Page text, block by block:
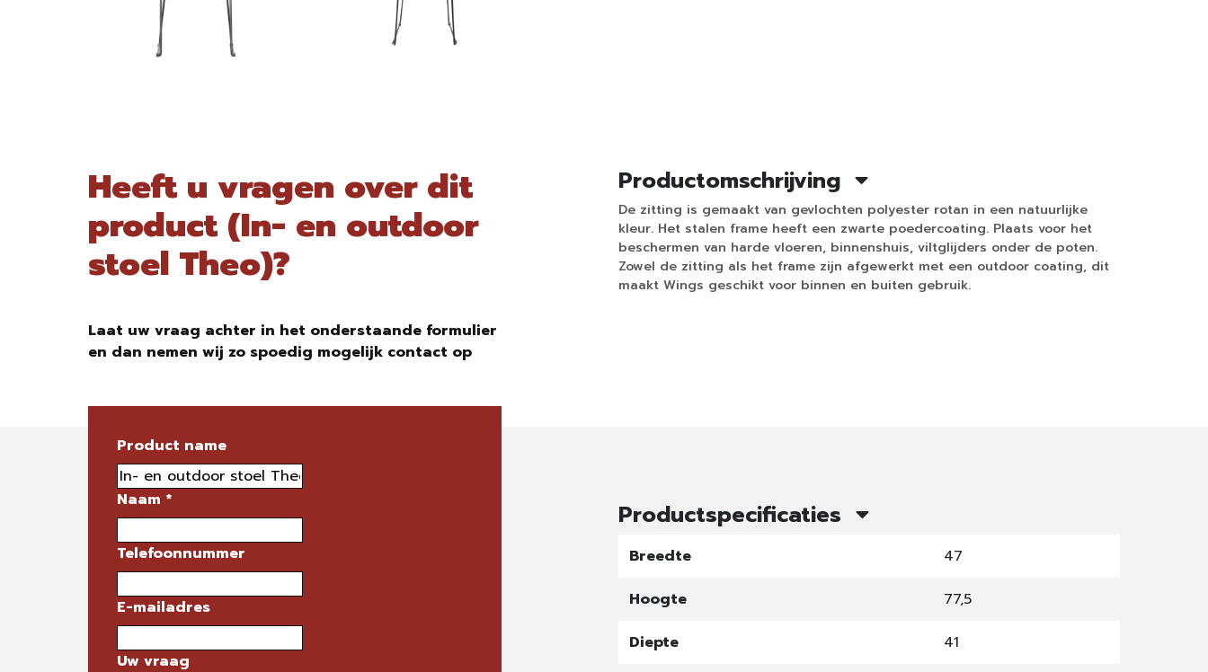
Heeft u vragen over dit
product (In- en outdoor
stoel Theo)?
Laat uw vraag achter in het onderstaande formulier
en dan nemen wij zo spoedig mogelijk contact op
Product name
Naam *
Telefoonnummer
E-mailadres
Uw vraag
Productomschrijving
De zitting is gemaakt van gevlochten polyester rotan in een natuurlijke
kleur. Het stalen frame heeft een zwarte poedercoating. Plaats voor het
beschermen van harde vloeren, binnenshuis, viltglijders onder de poten.
Zowel de zitting als het frame zijn afgewerkt met een outdoor coating, dit
maakt Wings geschikt voor binnen en buiten gebruik.
Productspecificaties
Breedte
47
Hoogte
77,5
Diepte
41